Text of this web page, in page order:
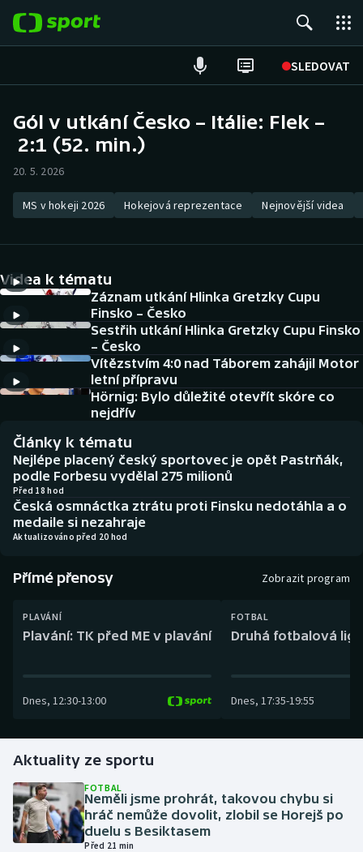
SLEDOVAT
Hokej
Atletika
DALŠÍ SPORTY
Americký fotbal
Baseball a softbal
Biatlon
Boby a skeleton
Box
Curling
Dostihy
Gymnastika
Házená
Jezdectví
NEPŘEHLÉDNĚTE
Historické návraty
Aplikace ČT sport
AZ kvíz
Gól v utkání Česko – Itálie: Flek –
2:1 (52. min.)
20. 5. 2026
MS v hokeji 2026 Hokejová reprezentace Nejnovější videa
Videa k tématu
Záznam utkání Hlinka Gretzky Cupu
Finsko – Česko
Sestřih utkání Hlinka Gretzky Cupu Finsko
– Česko
Vítězstvím 4:0 nad Táborem zahájil Motor
letní přípravu
Hörnig: Bylo důležité otevřít skóre co
nejdřív
Články k tématu
Nejlépe placený český sportovec je opět Pastrňák,
podle Forbesu vydělal 275 milionů
Před 18 hod
Česká osmnáctka ztrátu proti Finsku nedotáhla a o
medaile si nezahraje
Aktualizováno před 20 hod
Přímé přenosy Zobrazit program
PLAVÁNÍ
Plavání: TK před ME v plavání
Dnes, 12:30-13:00
FOTBAL
Druhá fotbalová
Dnes, 17:35-19:55
Aktuality ze sportu
FOTBAL
Neměli jsme prohrát, takovou chybu si
hráč nemůže dovolit, zlobil se Horejš po
duelu s Besiktasem
Před 21 min